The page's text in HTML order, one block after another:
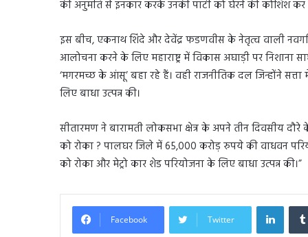
की अनुमति से इनकार करके उनकी पार्टी को घेरने की कोशिश कर
इस बीच, एकनाथ शिंदे और देवेंद्र फडणवीस के नेतृत्व वाली
आलोचना करने के लिए महाराष्ट्र में विकास अघाड़ी पर निशाना
‘मगरमच्छ के आंसू’ बहा रहे हैं। वही राजनीतिक दल जिन्होंने
लिए बाधा उत्पन्न की।
सीतारमण ने बारामती लोकसभा क्षेत्र के अपने तीन दिवसीय दौरे
को रोका ? पालघर जिले में 65,000 करोड़ रुपये की वाधवन
को रोका और मेट्रो कार शेड परियोजना के लिए बाधा उत्पन्न की।”
Facebook Twitter